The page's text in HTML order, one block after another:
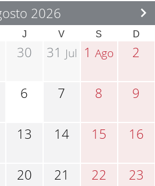
2026
J V S D
30 31 Jul 1Ago 2
6 7 8 9
13 14 15 16
20 21 22 23